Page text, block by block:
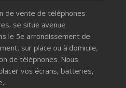
de vente de téléphones
se situe avenue
le 5e arrondissement de
sur place ou à domicile,
de téléphones. Nous
vos écrans, batteries,